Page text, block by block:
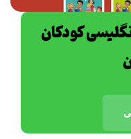
کودکان